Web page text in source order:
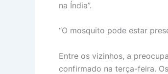
na Índia”.
“O mosquito pode estar
Entre os vizinhos, a
confirmado na terça-feira.